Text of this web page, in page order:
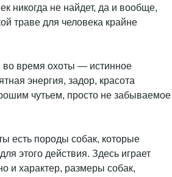
никогда не найдет, да и вообще,
траве для человека крайне
во время охоты — истинное
энергия, задор, красота
чутьем, просто не забываемое
есть породы собак, которые
этого действия. Здесь играет
и характер, размеры собак,